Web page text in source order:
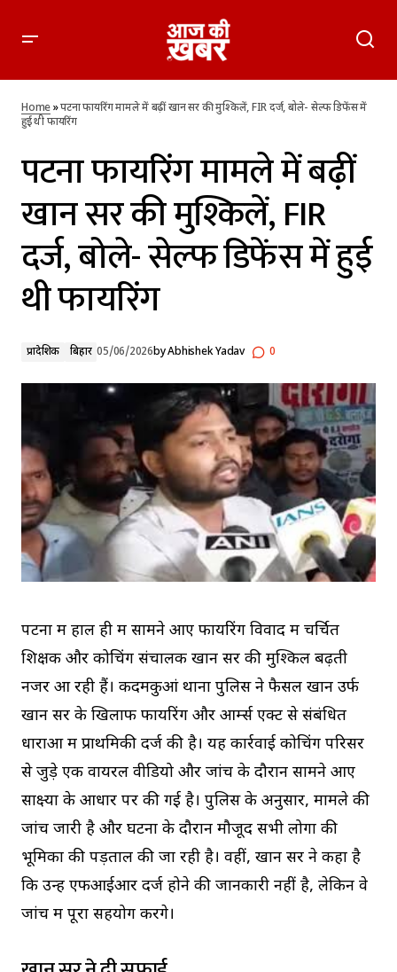
डिफेंस में हुई थी फायरिंग
Home»पटना फायरिंग मामले में बढ़ीं खान सर की मुश्किलें, FIR दर्ज, बोले- सेल्फ डिफेंस में
हुई थी फायरिंग
पटना फायरिंग मामले में बढ़ीं
खान सर की मुश्किलें, FIR
दर्ज, बोले- सेल्फ डिफेंस में हुई
थी फायरिंग
प्रादेशिक बिहार 05/06/2026byAbhishek Yadav 0
पटना में हाल ही में सामने आए फायरिंग विवाद में चर्चित
शिक्षक और कोचिंग संचालक खान सर की मुश्किलें बढ़ती
नजर आ रही हैं। कदमकुआं थाना पुलिस ने फैसल खान उर्फ
खान सर के खिलाफ फायरिंग और आर्म्स एक्ट से संबंधित
धाराओं में प्राथमिकी दर्ज की है। यह कार्रवाई कोचिंग परिसर
से जुड़े एक वायरल वीडियो और जांच के दौरान सामने आए
साक्ष्यों के आधार पर की गई है। पुलिस के अनुसार, मामले की
जांच जारी है और घटना के दौरान मौजूद सभी लोगों की
भूमिका की पड़ताल की जा रही है। वहीं, खान सर ने कहा है
कि उन्हें एफआईआर दर्ज होने की जानकारी नहीं है, लेकिन वे
जांच में पूरा सहयोग करेंगे।